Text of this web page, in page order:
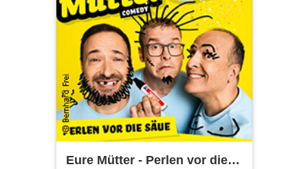
Eure Mütter - Perlen vor die